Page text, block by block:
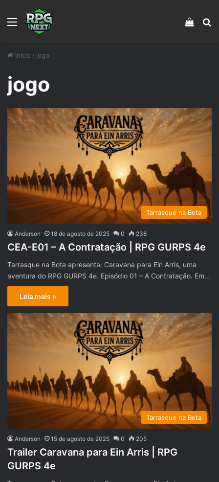
Menu Veja
Início / jogo
jogo
Tarrasque na Bota
Anderson 18 de agosto de 2025 0 238
CEA-E01 – A Contratação | RPG GURPS 4e
Tarrasque na Bota apresenta: Caravana para Ein Arris, uma
aventura do RPG GURPS 4e. Episódio 01 – A Contratação. Em…
Leia mais »
Tarrasque na Bota
Anderson 15 de agosto de 2025 0 205
Trailer Caravana para Ein Arris | RPG
GURPS 4e